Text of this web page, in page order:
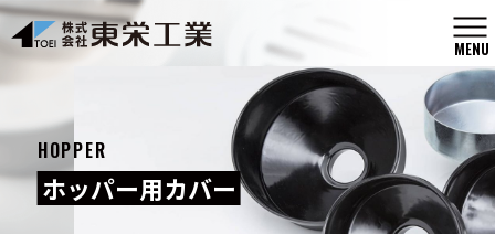
MENU
HOPPER
ホッパー用カバー